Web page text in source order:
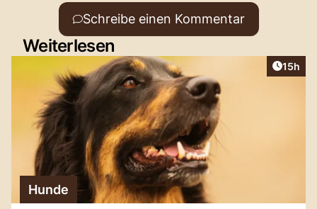
Schreibe einen Kommentar
Weiterlesen
Artikel
15h
Hunde